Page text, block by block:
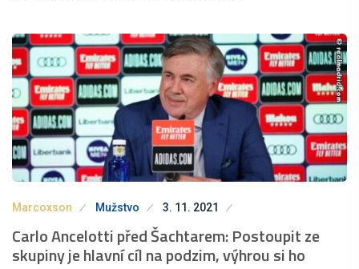
Marcoxson Mužstvo 3. 11. 2021
Carlo Ancelotti před Šachtarem: Postoupit ze
skupiny je hlavní cíl na podzim, výhrou si ho